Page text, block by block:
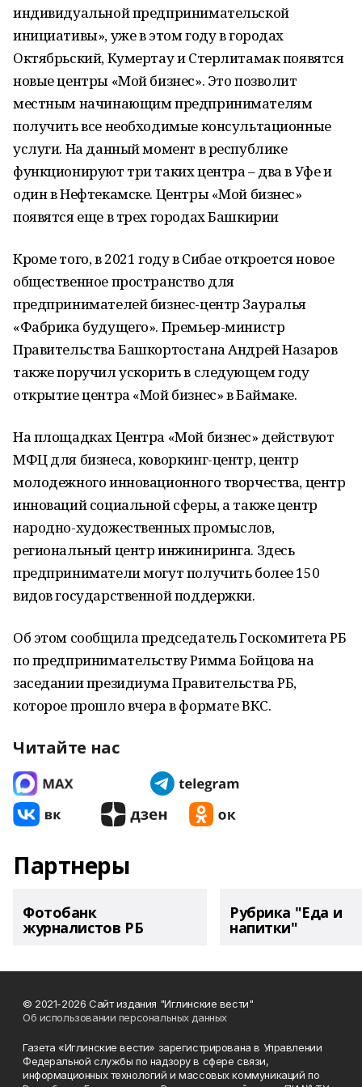
индивидуальной предпринимательской
инициативы», уже в этом году в городах
Октябрьский, Кумертау и Стерлитамак появятся
новые центры «Мой бизнес». Это позволит
местным начинающим предпринимателям
получить все необходимые консультационные
услуги. На данный момент в республике
функционируют три таких центра – два в Уфе и
один в Нефтекамске. Центры «Мой бизнес»
появятся еще в трех городах Башкирии
Кроме того, в 2021 году в Сибае откроется новое
общественное пространство для
предпринимателей бизнес-центр Зауралья
«Фабрика будущего». Премьер-министр
Правительства Башкортостана Андрей Назаров
также поручил ускорить в следующем году
открытие центра «Мой бизнес» в Баймаке.
На площадках Центра «Мой бизнес» действуют
МФЦ для бизнеса, коворкинг-центр, центр
молодежного инновационного творчества, центр
инноваций социальной сферы, а также центр
народно-художественных промыслов,
региональный центр инжиниринга. Здесь
предприниматели могут получить более 150
видов государственной поддержки.
Об этом сообщила председатель Госкомитета РБ
по предпринимательству Римма Бойцова на
заседании президиума Правительства РБ,
которое прошло вчера в формате ВКС.
Читайте нас
Партнеры
Фотобанк
журналистов РБ
Рубрика "Еда и
напитки"
© 2021-2026 Сайт издания "Иглинские вести"
Об использовании персональных данных
Газета «Иглинские вести» зарегистрирована в Управлении
Федеральной службы по надзору в сфере связи,
информационных технологий и массовых коммуникаций по